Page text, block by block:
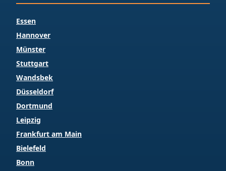
Essen
Hannover
Münster
Stuttgart
Wandsbek
Düsseldorf
Dortmund
Leipzig
Frankfurt am Main
Bielefeld
Bonn